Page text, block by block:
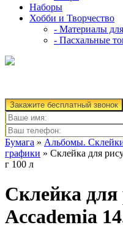
Наборы
Хобби и Творчество
- Материалы
- Пасхальные
Закажите бесплатный звонок
Бумага » Альбомы.
графики » Склейка для
г 100 л
Склейка для
Accademia